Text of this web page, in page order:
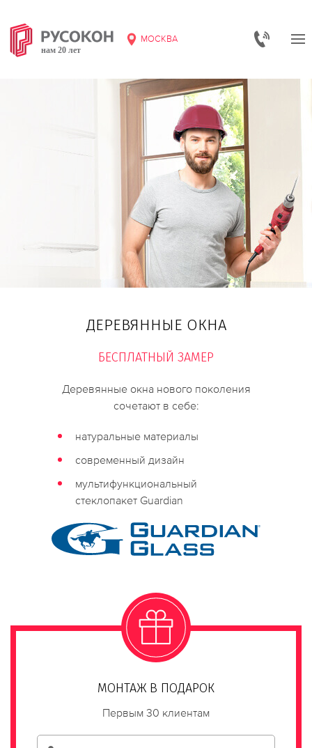
МОСКВА
ДЕРЕВЯННЫЕ ОКНА
БЕСПЛАТНЫЙ ЗАМЕР
Деревянные окна нового поколения
сочетают в себе:
натуральные материалы
современный дизайн
мультифункциональный
стеклопакет Guardian
МОНТАЖ В ПОДАРОК
Первым 30 клиентам